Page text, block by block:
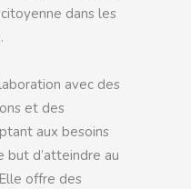
dans les
avec des
et des
aux besoins
but d’atteindre au
offre des